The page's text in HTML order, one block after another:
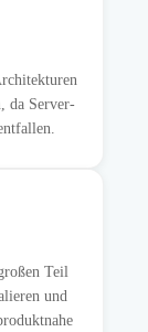
da Server-
Teil
und